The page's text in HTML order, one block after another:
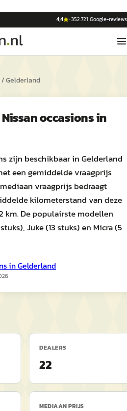
4,4 ·352.721 Google-reviews
/Gelderland
Nissanoccasions in
zijn beschikbaar in Gelderland
een gemiddelde vraagprijs
mediaan vraagprijs bedraagt
kilometerstand van deze
km. De populairste modellen
Juke (13 stuks) en Micra (5
inGelderland
DEALERS
22
MEDIAAN PRIJS